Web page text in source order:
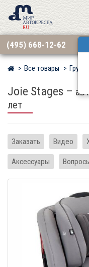
(495) 668-12-62
Мир детских
Все товары
Joie Stages –
лет
Заказать Видео
Аксессуары